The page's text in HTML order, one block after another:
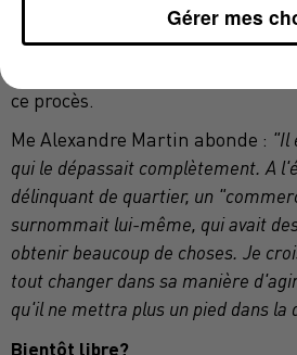
vendait et revendait
voitures, des armes...),"sans se
ce procès.
Me Alexandre Martin abonde : "Il
qui le dépassait complètement. A
délinquant de quartier, un
surnommait lui-même, qui avait
obtenir beaucoup de choses. Je
tout changer dans sa manière
qu'il ne mettra plus un pied dans la
Bientôt libre?
Gérer mes